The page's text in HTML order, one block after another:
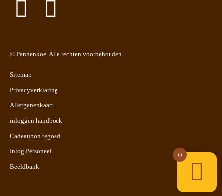
© Pannenkoe . Alle rechten voorbehouden.
Sitemap
Privacyverklaring
Allergenenkaart
inloggen handboek
Cadeaubon tegoed
Inlog Personeel
Beeldbank
0